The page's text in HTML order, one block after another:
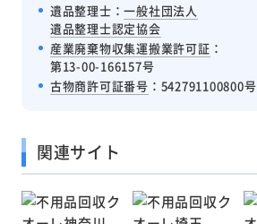
遺品整理士：一般社団法人
遺品整理士認定協会
産業廃棄物収集運搬業許可証 ：
第13-00-166157号
古物商許可証番号 ：542791100800号
関連サイト